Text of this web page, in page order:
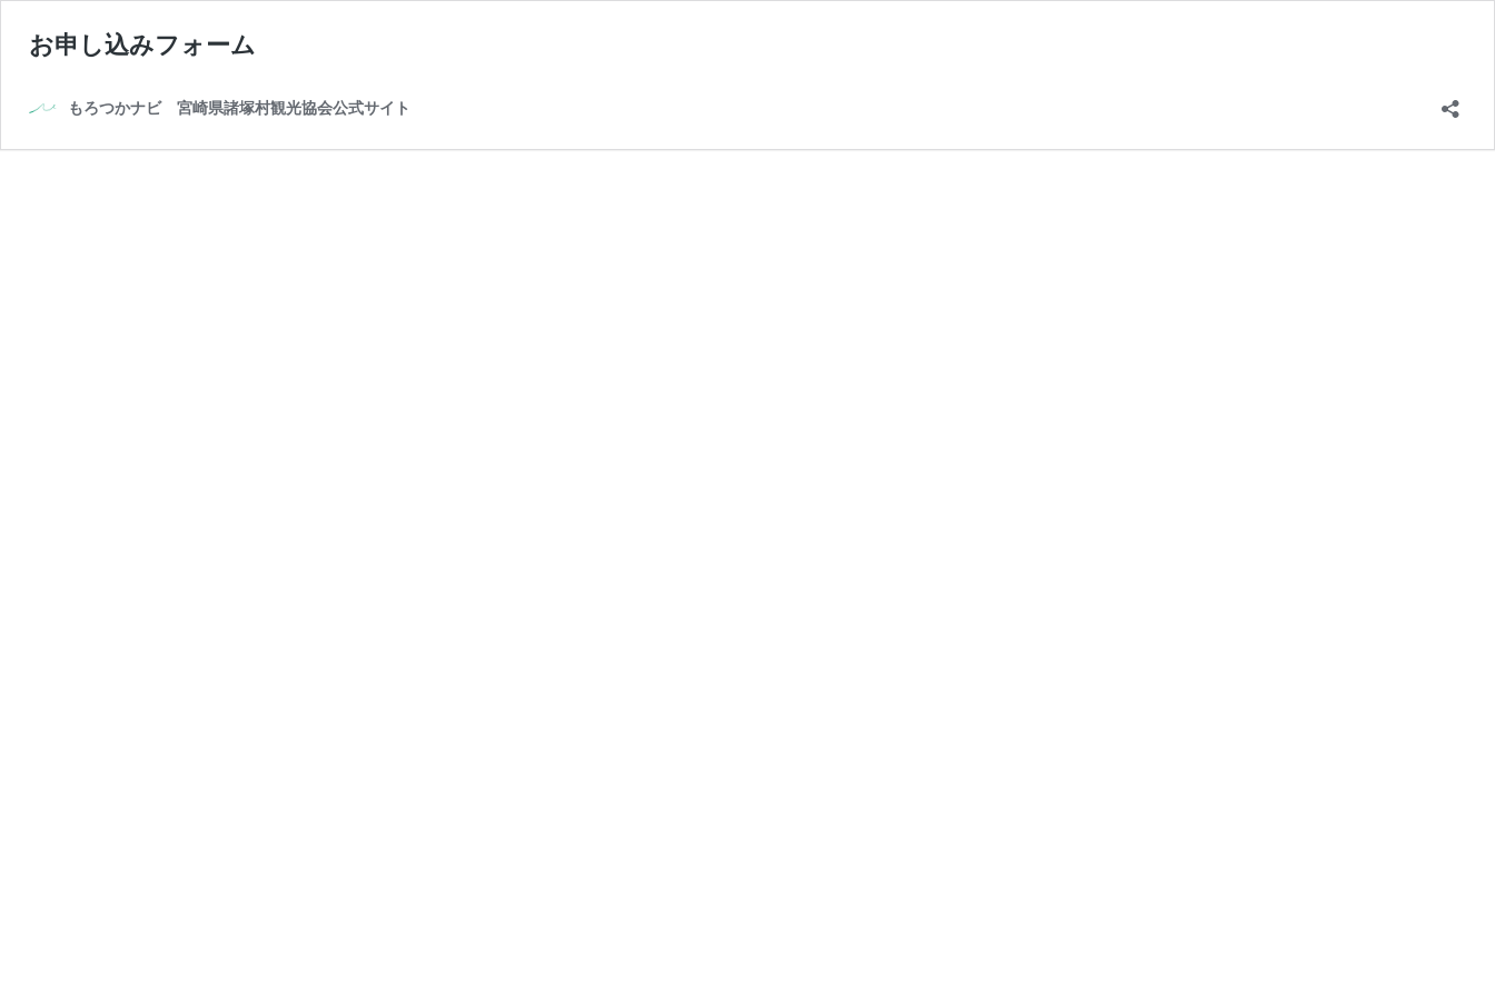
お申し込みフォーム
もろつかナビ 宮崎県諸塚村観光協会公式サイト